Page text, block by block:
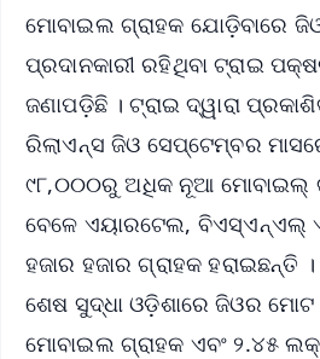
ମୋବାଇଲ ଗ୍ରାହକ ଯୋଡ଼ିବାରେ
ପ୍ରଦାନକାରୀ ରହିଥିବା ଟ୍ରାଇ
ଜଣାପଡ଼ିଛି । ଟ୍ରାଇ ଦ୍ୱାରା
ରିଲାଏନ୍ସ ଜିଓ ସେପ୍ଟେମ୍ବର
୯୮,୦୦୦ରୁ ଅଧିକ ନୂଆ ମୋବାଇଲ୍
ବେଳେ ଏୟାରଟେଲ, ବିଏସ୍‌ଏନ୍‌ଏଲ୍
ହଜାର ହଜାର ଗ୍ରାହକ ହରାଇଛନ୍ତି
ଶେଷ ସୁଦ୍ଧା ଓଡ଼ିଶାରେ ଜିଓର
ମୋବାଇଲ ଗ୍ରାହକ ଏବଂ ୨.୪୫